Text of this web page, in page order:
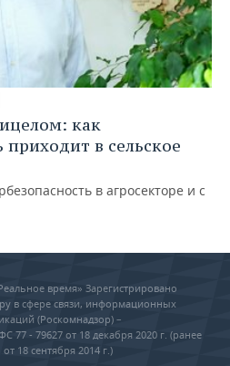
как
приходит в сельское
в агросекторе и с
время» Зарегистрировано
в сфере связи, информационных
(Роскомнадзор) –
- 79627 от 18 декабря 2020 г. (ранее
18 сентября 2014 г.)